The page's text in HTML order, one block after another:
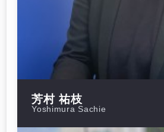
芳村 祐枝
Yoshimura Sachie